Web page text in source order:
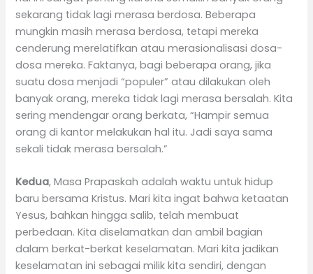
sekarang tidak lagi merasa berdosa. Beberapa
mungkin masih merasa berdosa, tetapi mereka
cenderung merelatifkan atau merasionalisasi dosa-
dosa mereka. Faktanya, bagi beberapa orang, jika
suatu dosa menjadi “populer” atau dilakukan oleh
banyak orang, mereka tidak lagi merasa bersalah. Kita
sering mendengar orang berkata, “Hampir semua
orang di kantor melakukan hal itu. Jadi saya sama
sekali tidak merasa bersalah.”
Kedua, Masa Prapaskah adalah waktu untuk hidup
baru bersama Kristus. Mari kita ingat bahwa ketaatan
Yesus, bahkan hingga salib, telah membuat
perbedaan. Kita diselamatkan dan ambil bagian
dalam berkat-berkat keselamatan. Mari kita jadikan
keselamatan ini sebagai milik kita sendiri, dengan